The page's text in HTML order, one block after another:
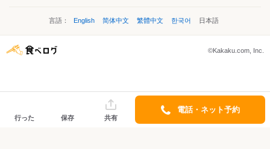
言語： English 简体中文 繁體中文 한국어 日本語
©Kakaku.com, Inc.
行った 保存 共有
電話・ネット予約